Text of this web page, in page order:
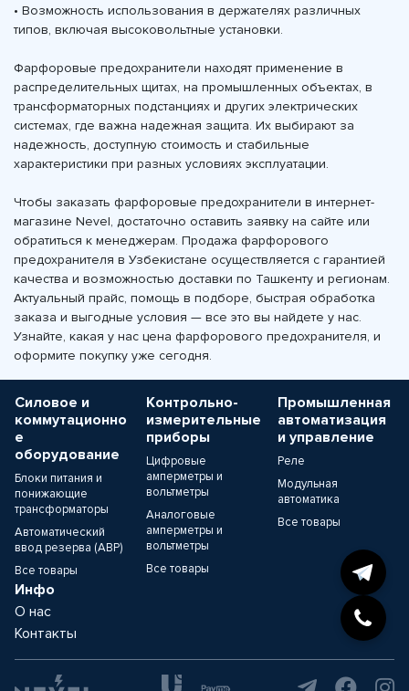
• Возможность использования в держателях различных
типов, включая высоковольтные установки.
Фарфоровые предохранители находят применение в
распределительных щитах, на промышленных объектах, в
трансформаторных подстанциях и других электрических
системах, где важна надежная защита. Их выбирают за
надежность, доступную стоимость и стабильные
характеристики при разных условиях эксплуатации.
Чтобы заказать фарфоровые предохранители в интернет-
магазине Nevel, достаточно оставить заявку на сайте или
обратиться к менеджерам. Продажа фарфорового
предохранителя в Узбекистане осуществляется с гарантией
качества и возможностью доставки по Ташкенту и регионам.
Актуальный прайс, помощь в подборе, быстрая обработка
заказа и выгодные условия — все это вы найдете у нас.
Узнайте, какая у нас цена фарфорового предохранителя, и
оформите покупку уже сегодня.
Силовое и
коммутационно
е
оборудование
Блоки питания и
понижающие
трансформаторы
Автоматический
ввод резерва (АВР)
Все товары
Контрольно-
измерительные
приборы
Цифровые
амперметры и
вольтметры
Аналоговые
амперметры и
вольтметры
Все товары
Промышленная
автоматизация
и управление
Реле
Модульная
автоматика
Все товары
Инфо
О нас
Контакты